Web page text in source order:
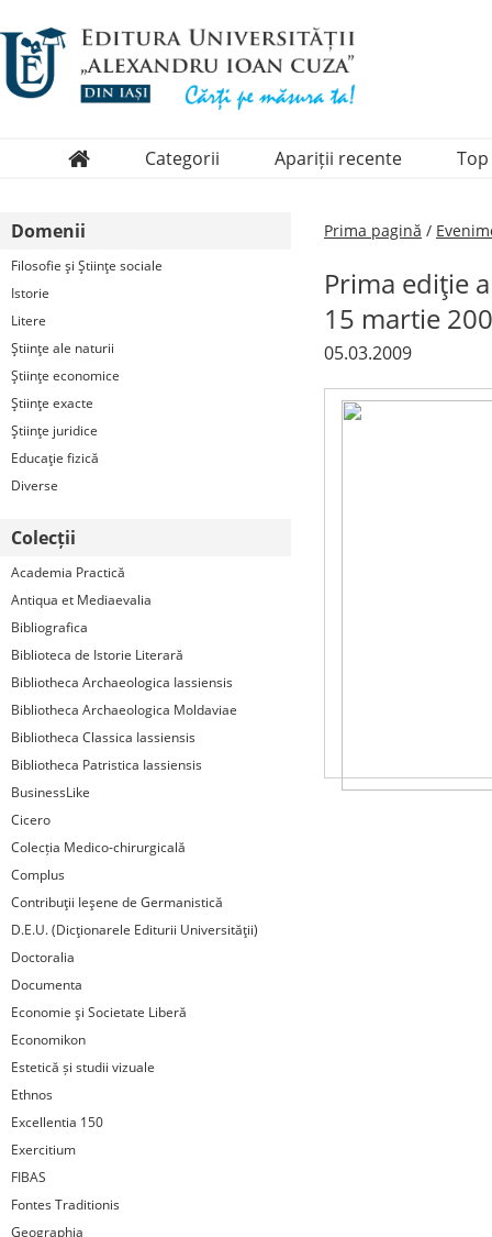
Categorii
Periodice
Apariții recente Top
Domenii
Filosofie şi Ştiinţe sociale
Istorie
Litere
Ştiinţe ale naturii
Ştiinţe economice
Ştiinţe exacte
Ştiinţe juridice
Educaţie fizică
Diverse
Colecții
Academia Practică
Antiqua et Mediaevalia
Bibliografica
Biblioteca de Istorie Literară
Bibliotheca Archaeologica Iassiensis
Bibliotheca Archaeologica Moldaviae
Bibliotheca Classica Iassiensis
Bibliotheca Patristica Iassiensis
BusinessLike
Cicero
Colecția Medico-chirurgicală
Complus
Contribuţii Ieşene de Germanistică
D.E.U. (Dicţionarele Editurii Universităţii)
Doctoralia
Documenta
Economie şi Societate Liberă
Economikon
Estetică și studii vizuale
Ethnos
Excellentia 150
Exercitium
FIBAS
Fontes Traditionis
Geographia
Prima pagină /
Prima ediţie
15 martie
05.03.2009